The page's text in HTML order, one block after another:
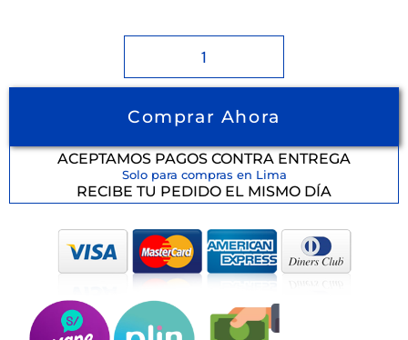
Comprar Ahora
ACEPTAMOS PAGOS CONTRA ENTREGA
Solo para compras en Lima
RECIBE TU PEDIDO EL MISMO DÍA